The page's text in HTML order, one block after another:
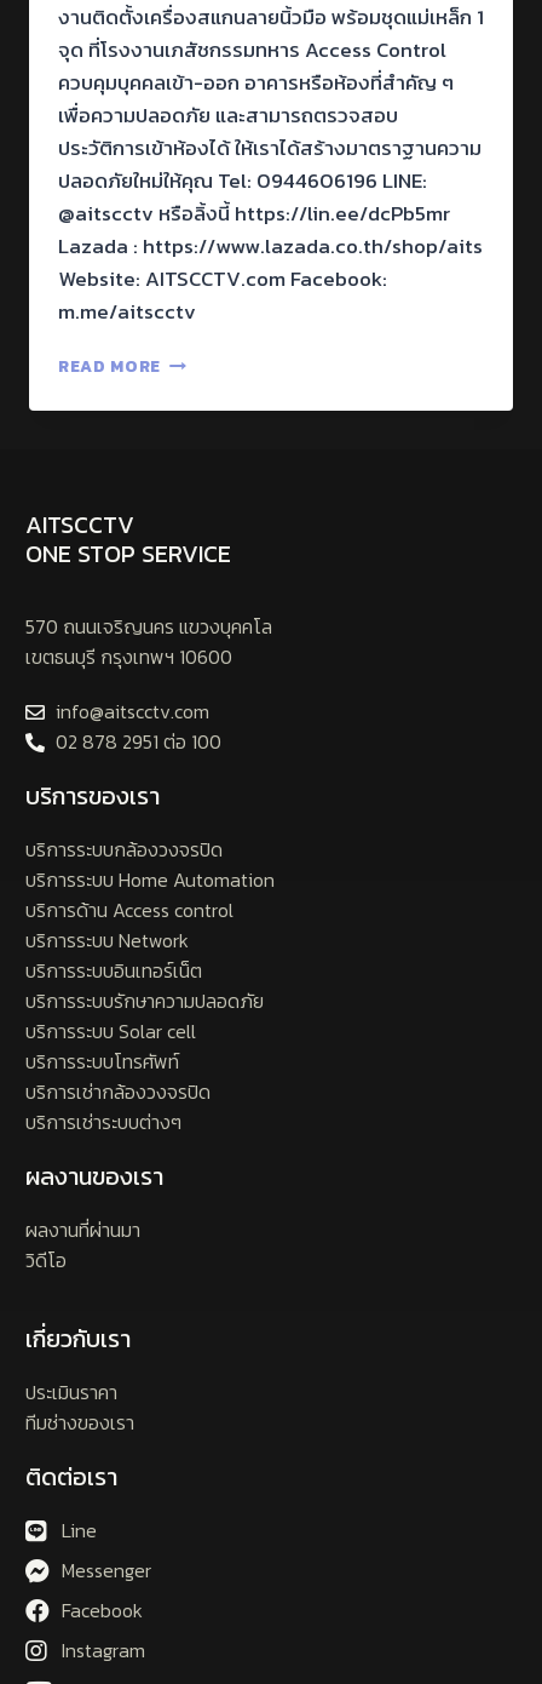
งานติดตั้งเครื่องสแกนลายนิ้วมือ พร้อมชุดแม่เหล็ก 1
จุด ที่โรงงานเภสัชกรรมทหาร Access Control
ควบคุมบุคคลเข้า-ออก อาคารหรือห้องที่สำคัญ ๆ
เพื่อความปลอดภัย และสามารถตรวจสอบ
ประวัติการเข้าห้องได้ ให้เราได้สร้างมาตราฐานความ
ปลอดภัยใหม่ให้คุณ Tel: 0944606196 LINE:
@aitscctv หรือลิ้งนี้ https://lin.ee/dcPb5mr
Lazada : https://www.lazada.co.th/shop/aits
Website: AITSCCTV.com Facebook:
m.me/aitscctv
READ MORE
AITSCCTV
ONE STOP SERVICE
570 ถนนเจริญนคร แขวงบุคคโล
เขตธนบุรี กรุงเทพฯ 10600
info@aitscctv.com
02 878 2951 ต่อ 100
บริการของเรา
บริการระบบกล้องวงจรปิด
บริการระบบ Home Automation
บริการด้าน Access control
บริการระบบ Network
บริการระบบอินเทอร์เน็ต
บริการระบบรักษาความปลอดภัย
บริการระบบ Solar cell
บริการระบบโทรศัพท์
บริการเช่ากล้องวงจรปิด
บริการเช่าระบบต่างๆ
ผลงานของเรา
ผลงานที่ผ่านมา
วิดีโอ
เกี่ยวกับเรา
ประเมินราคา
ทีมช่างของเรา
ติดต่อเรา
Line
Messenger
Facebook
Instagram